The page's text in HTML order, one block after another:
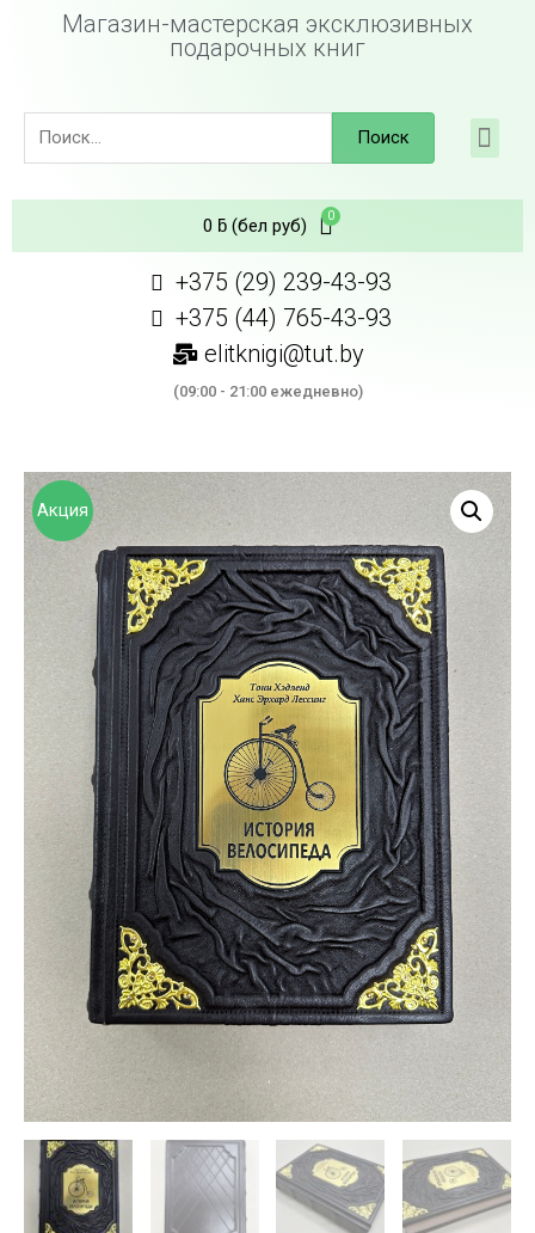
Магазин-мастерская эксклюзивных
подарочных книг
Поиск
0 ƃ(бел руб)
+375 (29) 239-43-93
+375 (44) 765-43-93
elitknigi@tut.by
(09:00 - 21:00 ежедневно)
Акция